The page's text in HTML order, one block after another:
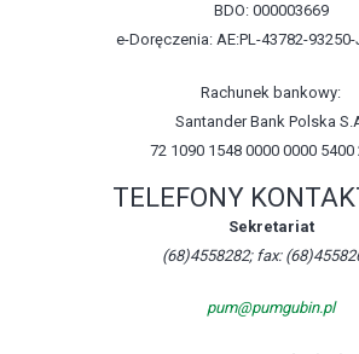
BDO: 000003669
e-Doręczenia: AE:PL-43782-93250-
Rachunek bankowy:
Santander Bank Polska
72 1090 1548 0000 0000 5400
TELEFONY
Sekretariat
(68)4558282; fax:
pum@pumgubin.pl